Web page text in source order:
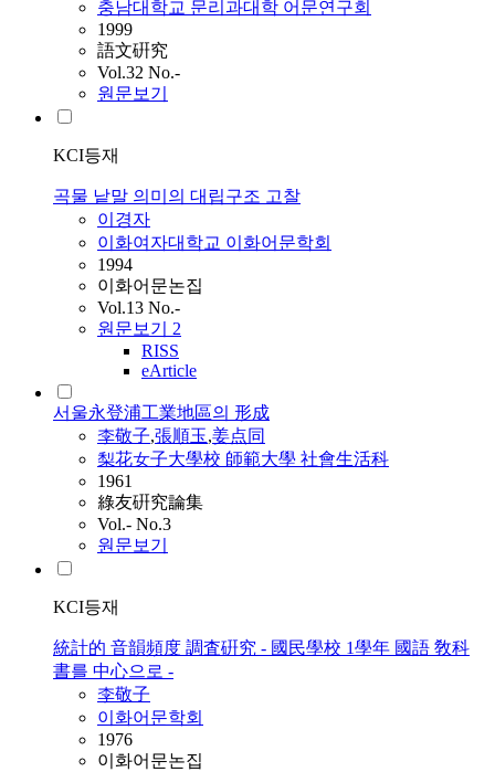
충남대학교 문리과대학 어문연구회
1999
語文硏究
Vol.32 No.-
원문보기
KCI등재
곡물 낱말 의미의 대립구조 고찰
이경자
이화여자대학교 이화어문학회
1994
이화어문논집
Vol.13 No.-
원문보기 2
RISS
eArticle
서울永登浦工業地區의 形成
李敬子,張順玉,姜点同
梨花女子大學校 師範大學 社會生活科
1961
綠友硏究論集
Vol.- No.3
원문보기
KCI등재
統計的 音韻頻度 調査硏究 - 國民學校 1學年 國語 敎科
書를 中心으로 -
李敬子
이화어문학회
1976
이화어문논집